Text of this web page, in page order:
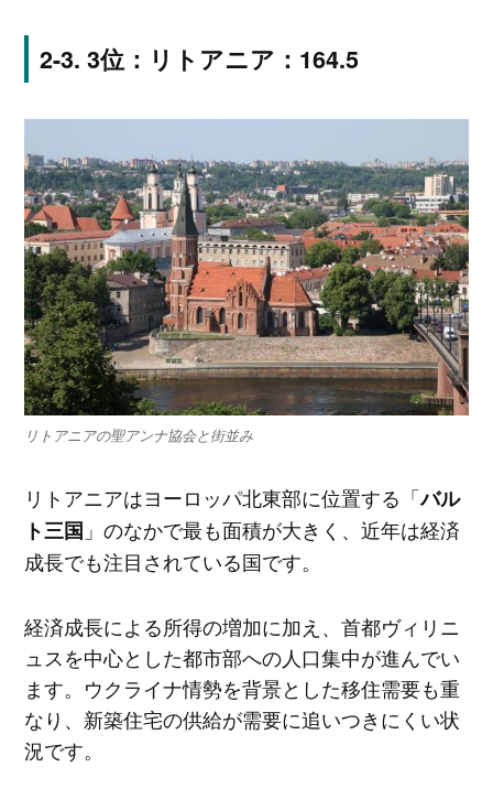
3位：リトアニア：164.5
リトアニアの聖アンナ協会と街並み
リトアニアはヨーロッパ北東部に位置する「バル
ト三国 」のなかで最も面積が大きく、近年は経済
成長でも注目されている国です。
経済成長による所得の増加に加え、首都ヴィリニ
ュスを中心とした都市部への人口集中が進んでい
ます。ウクライナ情勢を背景とした移住需要も重
なり、新築住宅の供給が需要に追いつきにくい状
況です。